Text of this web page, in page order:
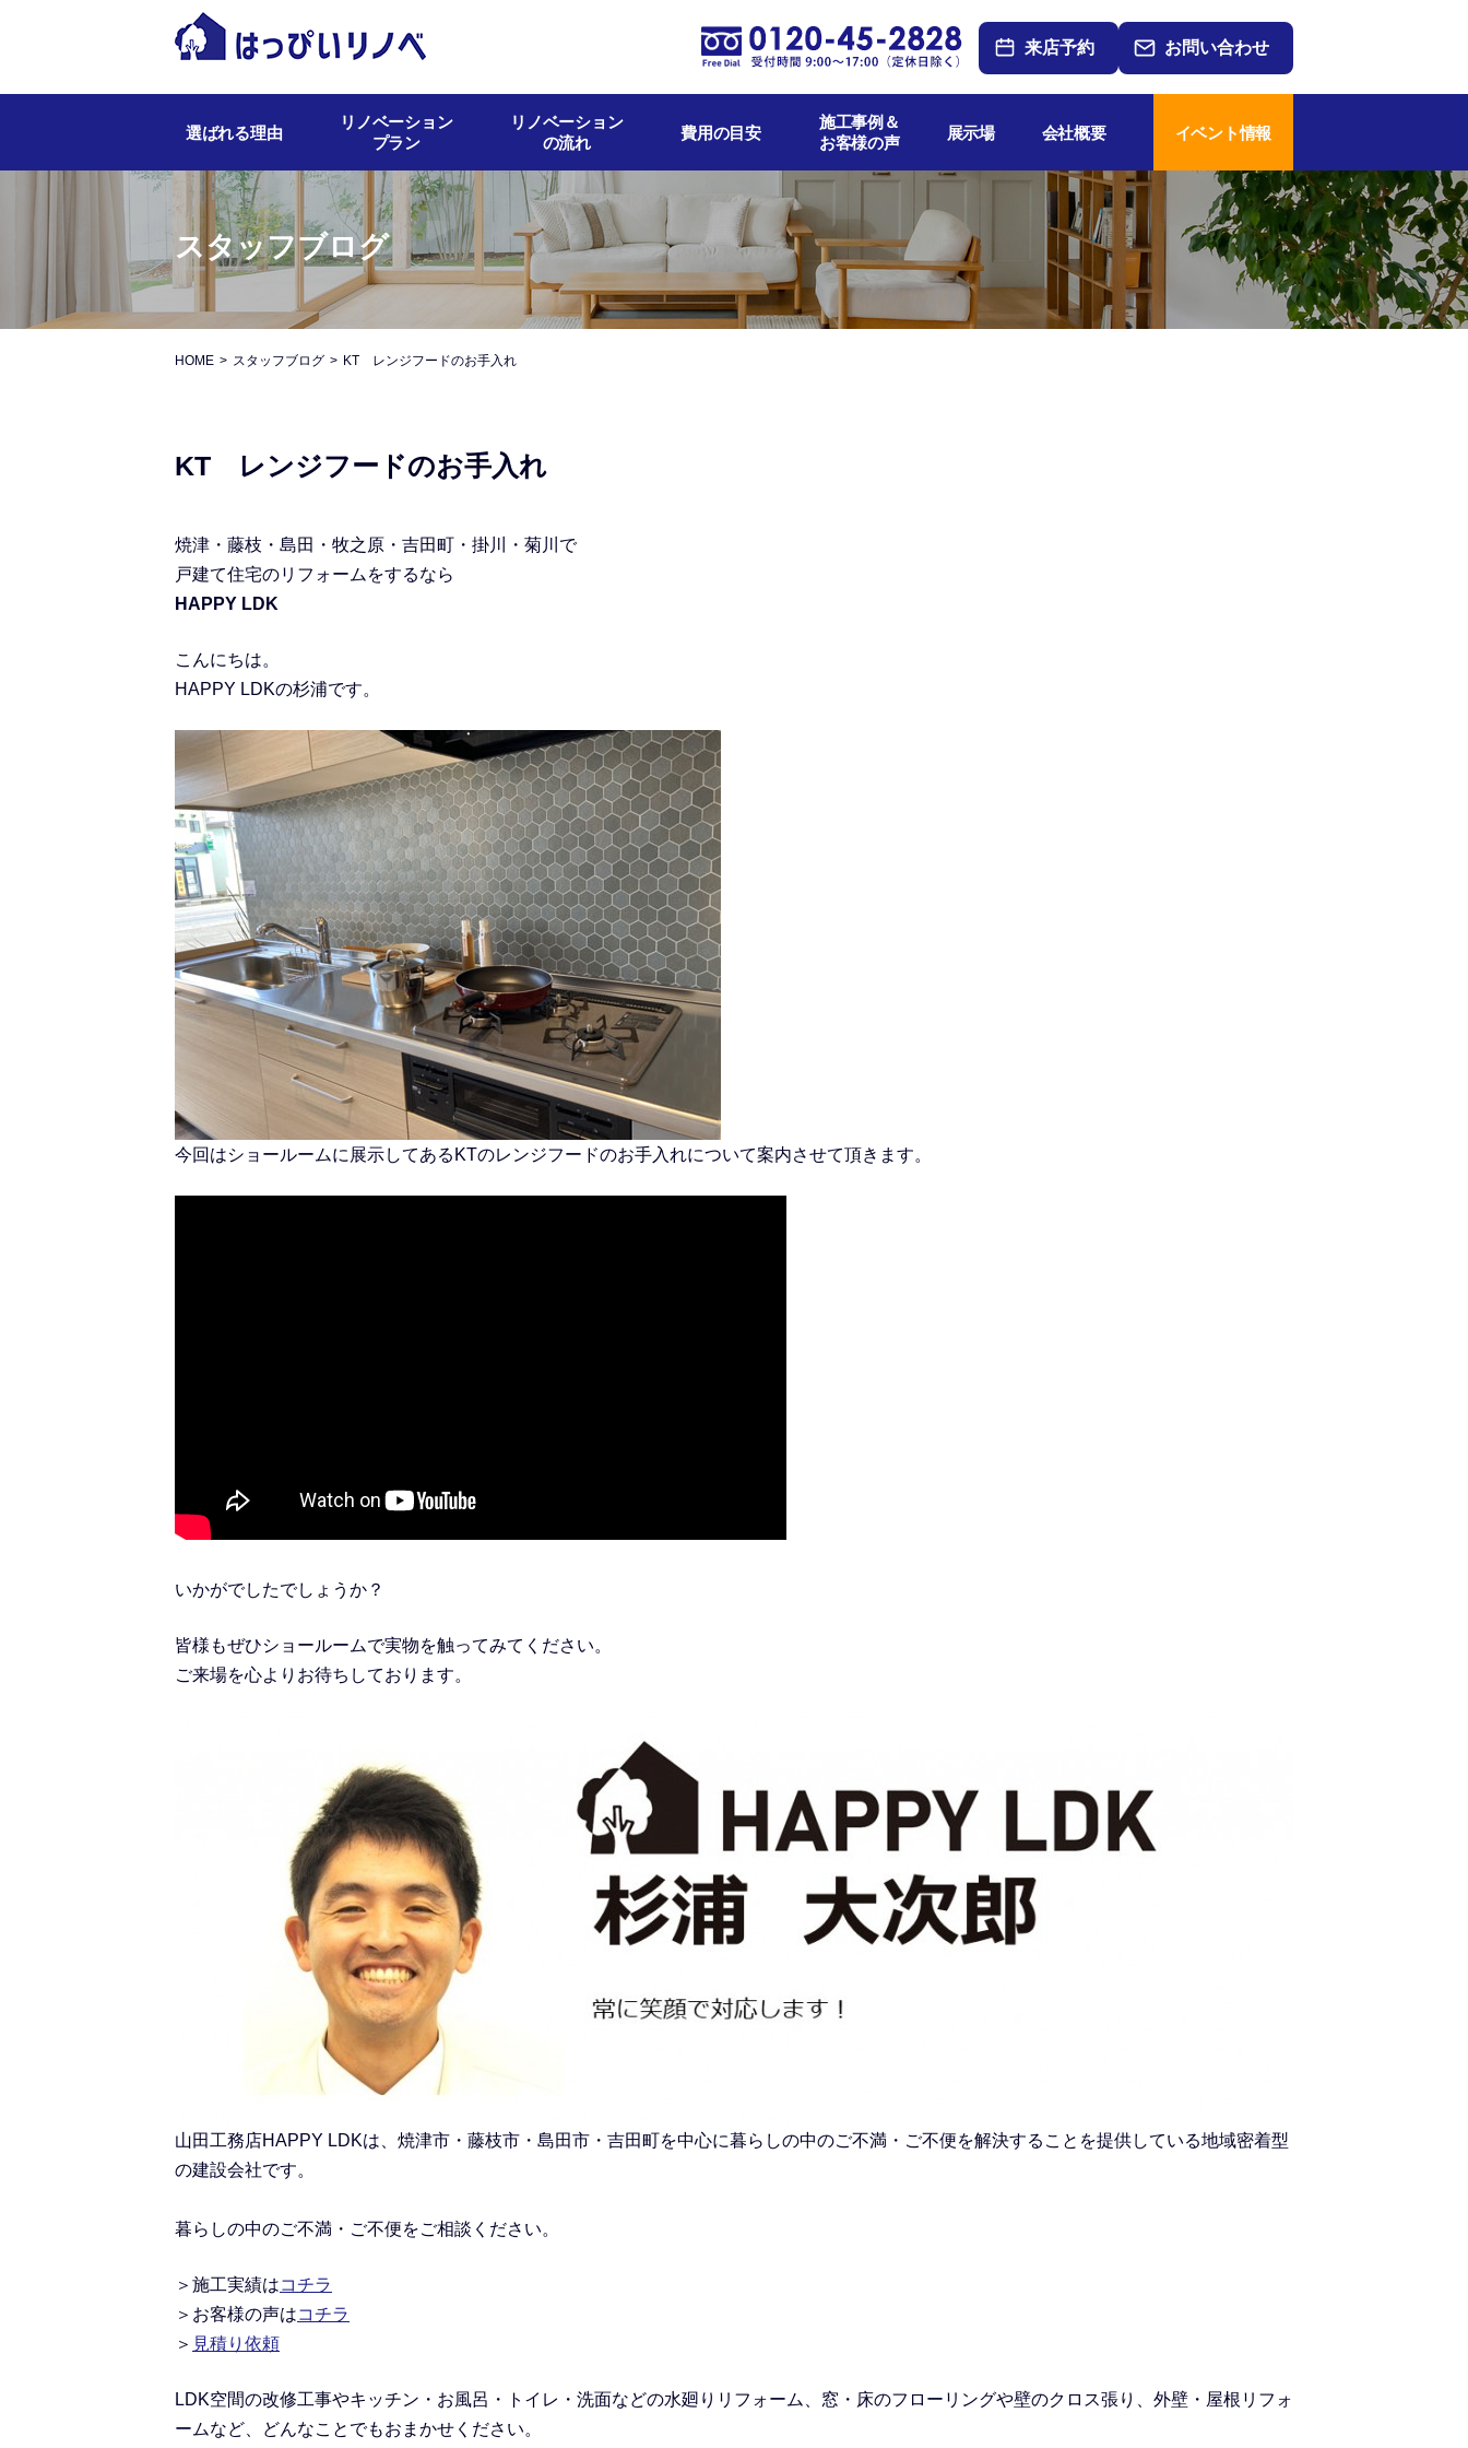
来店予約 お問い合わせ
選ばれる理由
リノベーション
プラン
リノベーション
の流れ
費用の目安
施工事例＆
お客様の声
展示場 会社概要 イベント情報
スタッフブログ
HOME スタッフブログ KT レンジフードのお手入れ
KT レンジフードのお手入れ
焼津・藤枝・島田・牧之原・吉田町・掛川・菊川で
戸建て住宅のリフォームをするなら
HAPPY LDK
こんにちは。
HAPPY LDKの杉浦です。
今回はショールームに展示してあるKTのレンジフードのお手入れについて案内させて頂きます。
いかがでしたでしょうか？
皆様もぜひショールームで実物を触ってみてください。
ご来場を心よりお待ちしております。
山田工務店HAPPY LDKは、焼津市・藤枝市・島田市・吉田町を中心に暮らしの中のご不満・ご不便を解決することを提供している地域密着型
の建設会社です。
暮らしの中のご不満・ご不便をご相談ください。
＞施工実績はコチラ
＞ お客様の声はコチラ
＞ 見積り依頼
LDK空間の改修工事やキッチン・お風呂・トイレ・洗面などの水廻りリフォーム
、窓・床のフローリングや壁のクロス張り、外壁・屋根リフォ
ームなど、どんなことでもおまかせください。